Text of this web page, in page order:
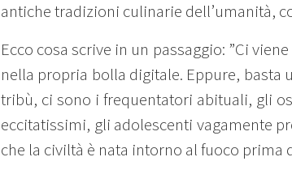
antiche tradizioni culinarie dell’umanità,
Ecco cosa scrive in un passaggio: ”Ci
nella propria bolla digitale. Eppure,
tribù, ci sono i frequentatori abituali, gli
eccitatissimi, gli adolescenti vagamente
che la civiltà è nata intorno al fuoco prima